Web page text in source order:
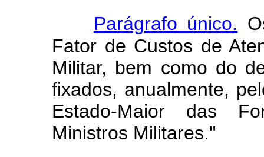
Parágrafo único.
Fator de Custos de
Militar, bem como do
fixados, anualmente,
Estado-Maior das
Ministros Militares."